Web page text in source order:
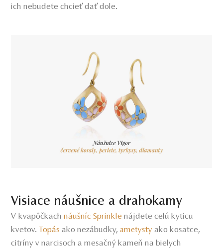
ich nebudete chcieť dať dole.
Visiace náušnice a drahokamy
V kvapôčkach náušníc Sprinkle nájdete celú kyticu
kvetov. Topás ako nezábudky, ametysty ako kosatce,
citríny v narcisoch a mesačný kameň na bielych